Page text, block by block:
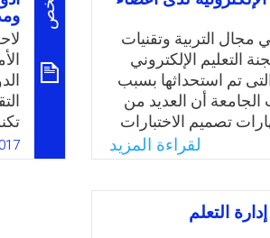
الإلكتروني في خفض
التربية وتقنيات
التعليم الإلكتروني
تم استحداثها بسبب
أن العديد من
تصميم الاختبارات
تطبيقات أو مواقع
الإلكترونية أو من
أعضاء هيئة
العملية التعليمية.
التالي: ما هي
لقراءة المزيد
التعلم